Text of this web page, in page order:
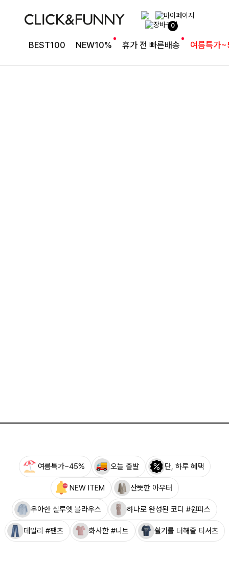
0
BEST100 NEW10% 휴가 전 빠른배송 여름특가
완성도 높은 원피스SET
특스트라이프 링클원피스+스트링자켓SET
여름특가~45% 오늘 출발 단, 하루 혜택
NEW ITEM 산뜻한 아우터
우아한 실루엣 블라우스 하나로 완성된 코디 #원피스
데일리 #팬츠 화사한 #니트 활기를 더해줄 티셔츠